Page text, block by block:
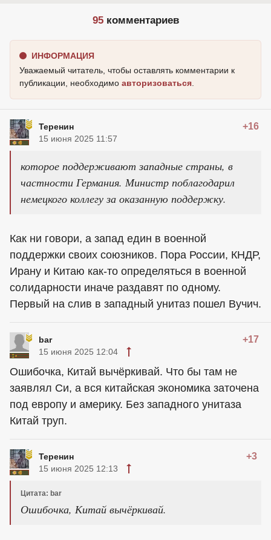
95комментариев
ИНФОРМАЦИЯ
Уважаемый читатель, чтобы оставлять комментарии к
публикации, необходимо авторизоваться
Теренин +16
15 июня 2025 11:57
которое поддерживают западные страны, в
частности Германия. Министр поблагодарил
немецкого коллегу за оказанную поддержку.
Как ни говори, а запад един в военной
поддержки своих союзников. Пора России, КНДР,
Ирану и Китаю как-то определяться в военной
солидарности иначе раздавят по одному.
Первый на слив в западный унитаз пошел Вучич.
bar +17
15 июня 2025 12:04
Ошибочка, Китай вычёркивай. Что бы там не
заявлял Си, а вся китайская экономика заточена
под европу и америку. Без западного унитаза
Китай труп.
Теренин +3
15 июня 2025 12:13
Цитата: bar
Ошибочка, Китай вычёркивай.